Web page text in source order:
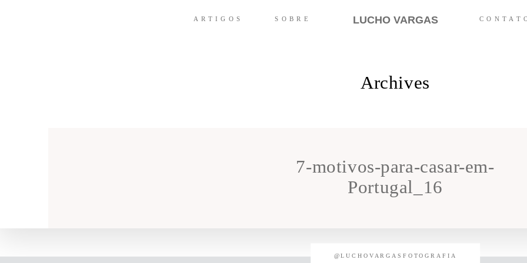
ARTIGOS SOBRE LUCHO VARGAS
Archives
7-motivos-para-casar-em-
Portugal_16
@LUCHOVARGASFOTOGRAFIA